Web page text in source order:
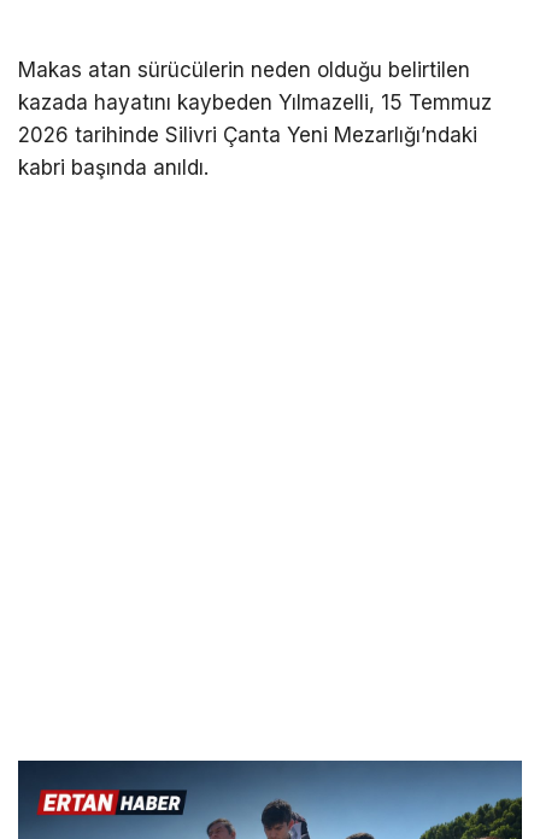
Makas atan sürücülerin neden olduğu belirtilen
kazada hayatını kaybeden Yılmazelli, 15 Temmuz
2026 tarihinde Silivri Çanta Yeni Mezarlığı’ndaki
kabri başında anıldı.